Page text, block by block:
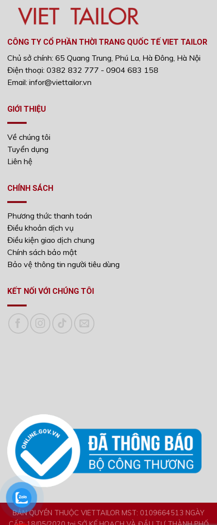
CÔNG TY CỔ PHẦN THỜI TRANG QUỐC TẾ VIET TAILOR
Chủ sở chính: 65 Quang Trung, Phú La, Hà Đông, Hà Nội
Điện thoại: 0382 832 777 - 0904 683 158
Email: infor@viettailor.vn
GIỚI THIỆU
Về chúng tôi
Tuyển dụng
Liên hệ
CHÍNH SÁCH
Phương thức thanh toán
Điều khoản dịch vụ
Điều kiện giao dịch chung
Chính sách bảo mật
Bảo vệ thông tin người tiêu dùng
KẾT NỐI VỚI CHÚNG TÔI
BẢN QUYỀN THUỘC VIETTAILOR MST: 0109664513 NGÀY